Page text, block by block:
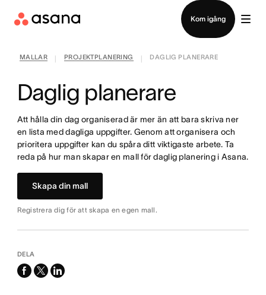
Kom igång
MALLAR PROJEKTPLANERING DAGLIG PLANERARE
Daglig planerare
Att hålla din dag organiserad är mer än att bara skriva ner
en lista med dagliga uppgifter. Genom att organisera och
prioritera uppgifter kan du spåra ditt viktigaste arbete. Ta
reda på hur man skapar en mall för daglig planering i Asana.
Skapa din mall
Registrera dig för att skapa en egen mall.
DELA
facebook
x-
linkedin